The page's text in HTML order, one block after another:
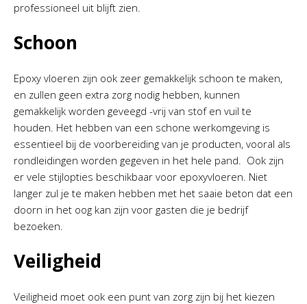
professioneel uit blijft zien.
Schoon
Epoxy vloeren zijn ook zeer gemakkelijk schoon te maken,
en zullen geen extra zorg nodig hebben, kunnen
gemakkelijk worden geveegd -vrij van stof en vuil te
houden. Het hebben van een schone werkomgeving is
essentieel bij de voorbereiding van je producten, vooral als
rondleidingen worden gegeven in het hele pand. Ook zijn
er vele stijlopties beschikbaar voor epoxyvloeren. Niet
langer zul je te maken hebben met het saaie beton dat een
doorn in het oog kan zijn voor gasten die je bedrijf
bezoeken.
Veiligheid
Veiligheid moet ook een punt van zorg zijn bij het kiezen